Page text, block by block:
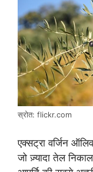
स्रोत: flickr.com
एक्सट्रा वर्जिन
जो ज़्यादा तेल